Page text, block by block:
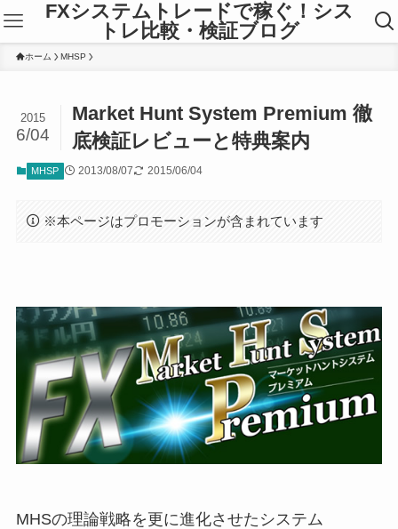
FXシステムトレードで稼ぐ！シス
トレ比較・検証ブログ
ホーム MHSP
Market Hunt System Premium 徹
底検証レビューと特典案内
2015
6/04
MHSP 2013/08/07 2015/06/04
※本ページはプロモーションが含まれています
MHSの理論戦略を更に進化させたシステム